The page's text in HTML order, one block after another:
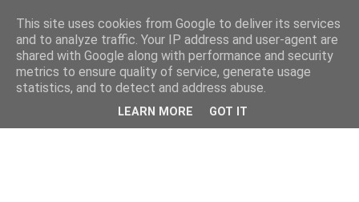
This site uses cookies from Google to deliver its services
and to analyze traffic. Your IP address and user-agent are
shared with Google along with performance and security
metrics to ensure quality of service, generate usage
statistics, and to detect and address abuse.
LEARN MORE GOT IT